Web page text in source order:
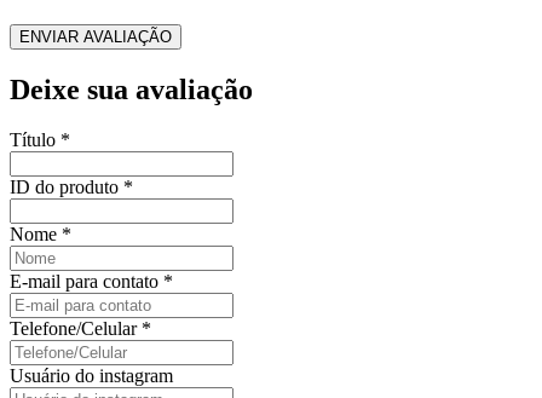
ENVIAR AVALIAÇÃO
Deixe sua avaliação
Título *
ID do produto *
Nome *
E-mail para contato *
Telefone/Celular *
Usuário do instagram